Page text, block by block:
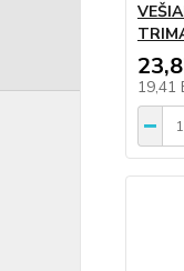
19,41